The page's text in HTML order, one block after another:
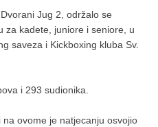
Jug 2, održalo se
za kadete, juniore i seniore, u
saveza i Kickboxing kluba Sv.
i 293 sudionika.
ovome je natjecanju osvojio